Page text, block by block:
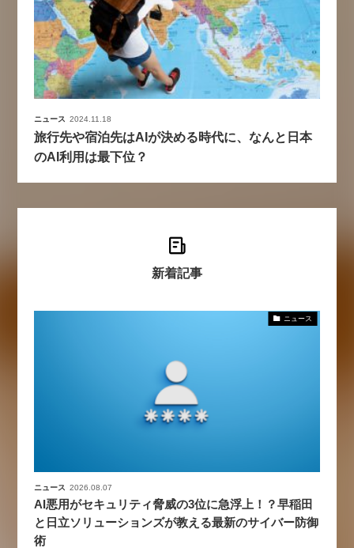
ニュース 2024.11.18
旅行先や宿泊先はAIが決める時代に、なんと日本
のAI利用は最下位？
新着記事
ニュース
ニュース 2026.08.07
AI悪用がセキュリティ脅威の3位に急浮上！？早稲田
と日立ソリューションズが教える最新のサイバー防御
術